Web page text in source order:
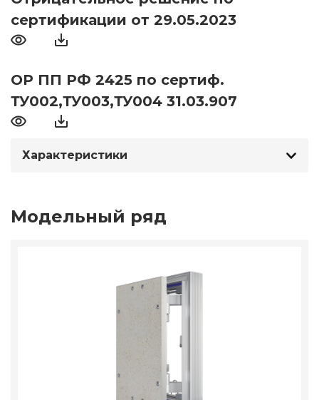
сертификации от 29.05.2023
ОР ПП РФ 2425 по сертиф.
ТУ002,ТУ003,ТУ004 31.03.907
Характеристики
Модельный ряд